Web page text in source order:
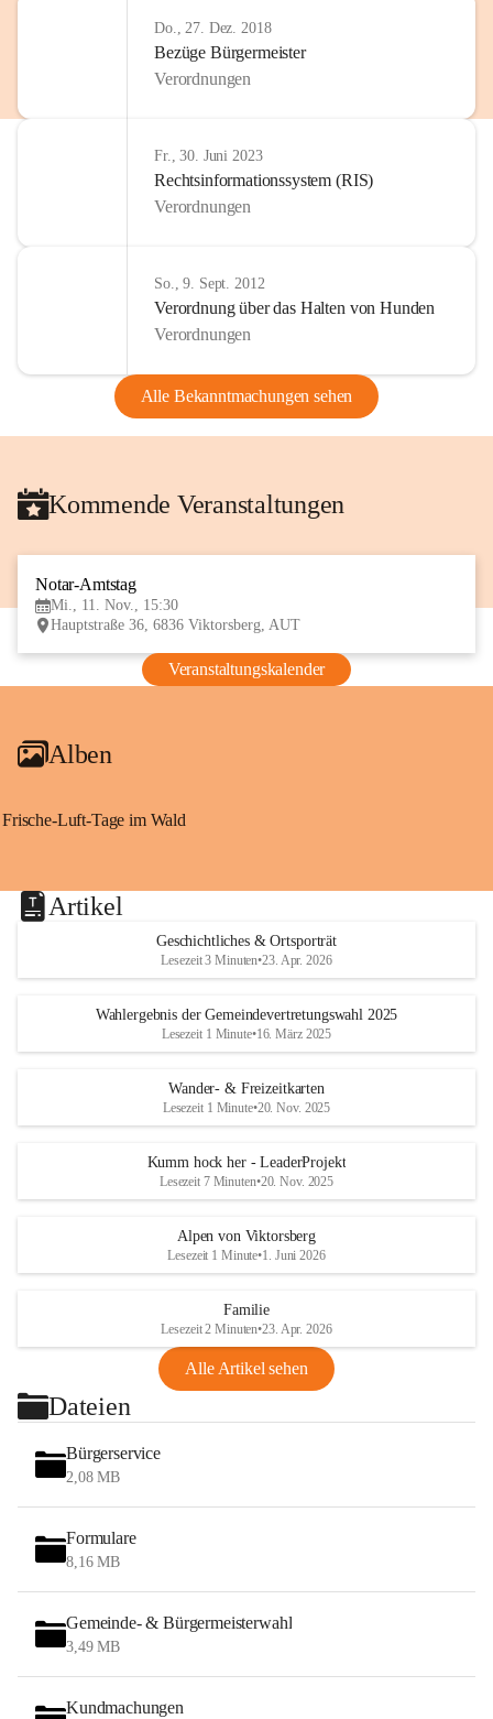
Do., 27. Dez. 2018
Bezüge Bürgermeister
Verordnungen
Fr., 30. Juni 2023
Rechtsinformationssystem (RIS)
Verordnungen
So., 9. Sept. 2012
Verordnung über das Halten von Hunden
Verordnungen
Alle Bekanntmachungen sehen
Kommende Veranstaltungen
Notar-Amtstag
Mi., 11. Nov., 15:30
Hauptstraße 36, 6836 Viktorsberg, AUT
Veranstaltungskalender
Alben
Frische-Luft-Tage im Wald
Artikel
Geschichtliches & Ortsporträt
Lesezeit 3 Minuten•23. Apr. 2026
Wahlergebnis der Gemeindevertretungswahl 2025
Lesezeit 1 Minute•16. März 2025
Wander- & Freizeitkarten
Lesezeit 1 Minute•20. Nov. 2025
Kumm hock her - LeaderProjekt
Lesezeit 7 Minuten•20. Nov. 2025
Alpen von Viktorsberg
Lesezeit 1 Minute•1. Juni 2026
Familie
Lesezeit 2 Minuten•23. Apr. 2026
Alle Artikel sehen
Dateien
Bürgerservice
2,08 MB
Formulare
8,16 MB
Gemeinde- & Bürgermeisterwahl
3,49 MB
Kundmachungen